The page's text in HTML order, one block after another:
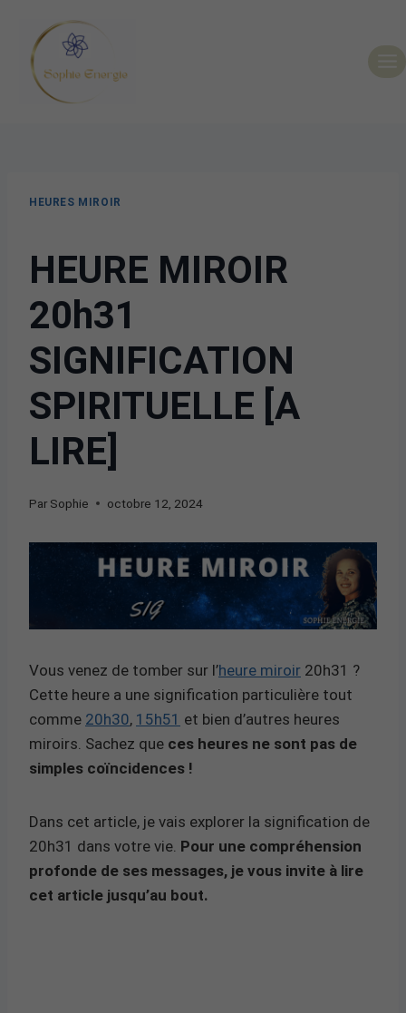
HEURES MIROIR
HEURE MIROIR
20h31
SIGNIFICATION
SPIRITUELLE [A
LIRE]
Par Sophie octobre 12, 2024
Vous venez de tomber sur l’heure miroir 20h31 ?
Cette heure a une signification particulière tout
comme 20h30, 15h51 et bien d’autres heures
miroirs. Sachez que ces heures ne sont pas de
simples coïncidences !
Dans cet article, je vais explorer la signification de
20h31 dans votre vie. Pour une compréhension
profonde de ses messages, je vous invite à lire
cet article jusqu’au bout.